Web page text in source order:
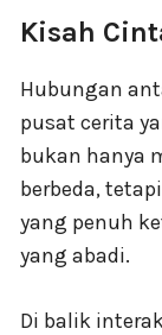
Kisah
Hubungan
pusat cerita
bukan hanya
berbeda,
yang penuh
yang abadi.
Di balik